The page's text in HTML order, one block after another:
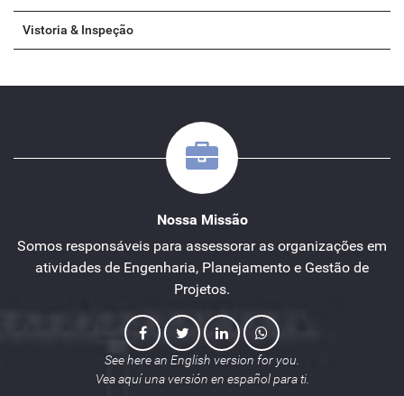
Vistoria & Inspeção
Nossa Missão
Somos responsáveis para assessorar as organizações em
atividades de Engenharia, Planejamento e Gestão de
Projetos.
See here an English version for you.
Vea aquí una versión en español para ti.